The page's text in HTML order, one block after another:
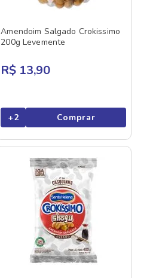
Amendoim Salgado Crokissimo
200g Levemente
R$ 13,90
+2 Comprar